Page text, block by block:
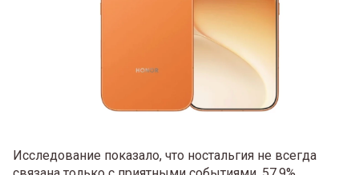
Исследование показало, что ностальгия не всегда